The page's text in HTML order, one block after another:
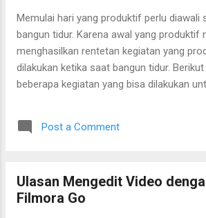
putih. Warna ini cukup
foto tampak cantik. Efek
ini adalah istilah untuk
yang gelap. Tidak ada
judul lagu dari SO7.
sendiri. Efek sepia
Memulai hari yang produktif perlu diawali
bangun tidur. Karena awal yang produktif
menghasilkan rentetan kegiatan yang
dilakukan ketika saat bangun tidur. Berikut
beberapa kegiatan yang bisa dilakukan
Post a Comment
Ulasan Mengedit Video
Filmora Go